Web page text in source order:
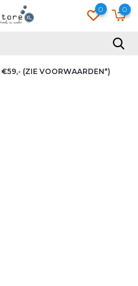
0 0
(ZIE VOORWAARDEN*)